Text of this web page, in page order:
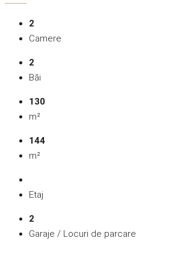
2
Camere
2
Băi
130
m²
144
m²
Etaj
2
Garaje / Locuri de parcare